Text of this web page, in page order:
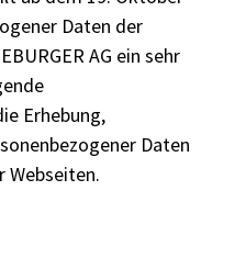
Daten der
AG ein sehr
Erhebung,
Daten
Webseiten.